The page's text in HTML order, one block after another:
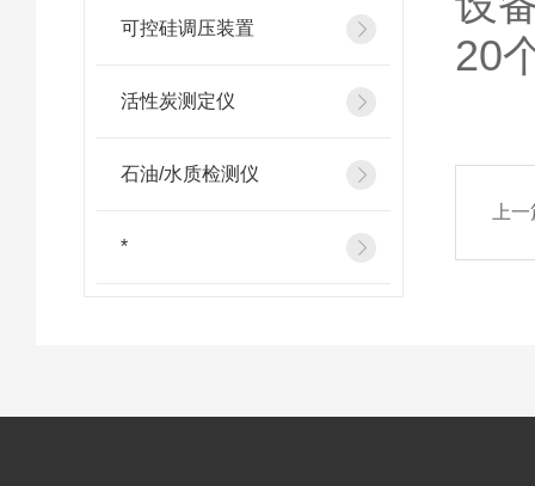
可控硅调压装置
活性炭测定仪
石油/水质检测仪
*
20
上